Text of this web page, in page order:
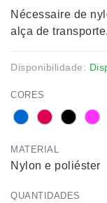
Nécessaire de
alça de transporte.
Disponibilidade:
CORES
MATERIAL
Nylon e poliéster
QUANTIDADES